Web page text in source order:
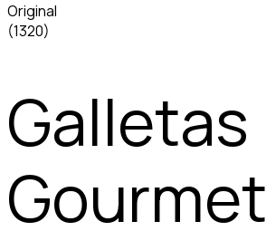
Original
(1320)
Galletas
Gourmet